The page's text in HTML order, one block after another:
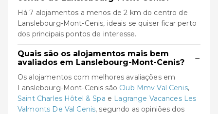
Há 7 alojamentos a menos de 2 km do centro de
Lanslebourg-Mont-Cenis, ideais se quiser ficar perto
dos principais pontos de interesse.
Quais são os alojamentos mais bem
avaliados em Lanslebourg-Mont-Cenis?
−
Os alojamentos com melhores avaliações em
Lanslebourg-Mont-Cenis são Club Mmv Val Cenis,
Saint Charles Hôtel & Spa e Lagrange Vacances Les
Valmonts De Val Cenis, segundo as opiniões dos